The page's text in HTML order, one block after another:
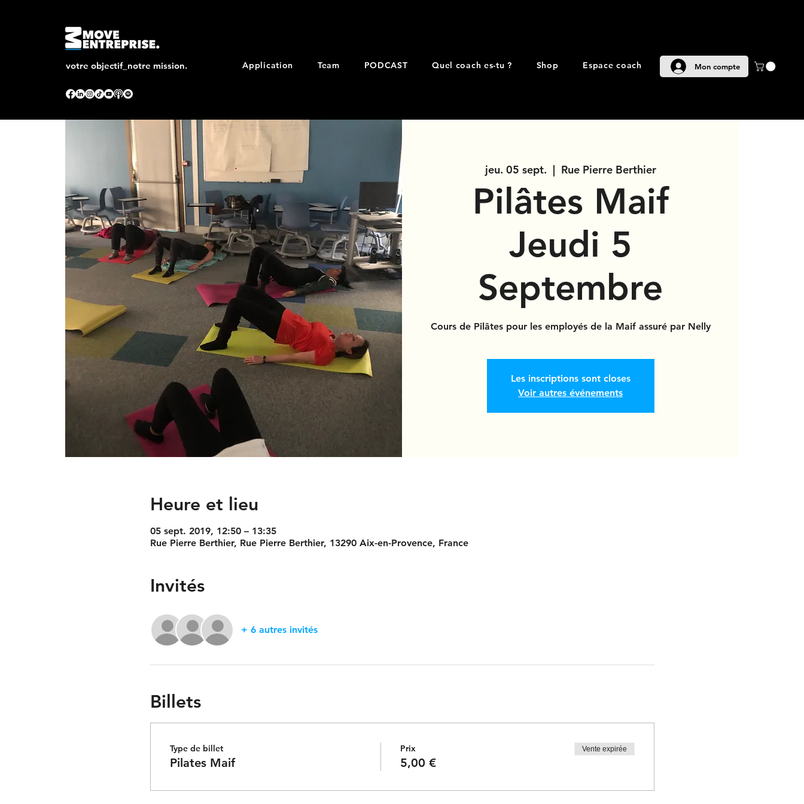
votre objectif_notre mission. Application Team PODCAST Quel coach es-tu ? Shop Espace coach Mon compte
jeu. 05 sept.
  |
Rue Pierre Berthier
Pilâtes Maif
Jeudi 5
Septembre
Cours de Pilâtes pour les employés de la Maif assuré par Nelly
Les inscriptions sont closes
Voir autres événements
Heure et lieu
05 sept. 2019, 12:50 – 13:35
Rue Pierre Berthier, Rue Pierre Berthier, 13290 Aix-en-Provence, France
Invités
+ 6 autres invités
Billets
Type de billet
Pilates Maif
Prix
5,00 €
Vente expirée